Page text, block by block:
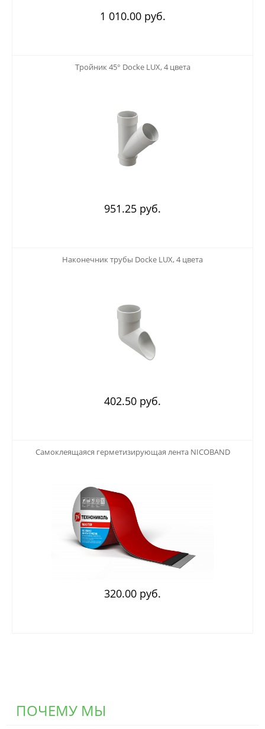
1 010.00 руб.
Тройник 45° Docke LUX, 4 цвета
951.25 руб.
Наконечник трубы Docke LUX, 4 цвета
402.50 руб.
Самоклеящаяся герметизирующая лента NICOBAND
320.00 руб.
ПОЧЕМУ МЫ